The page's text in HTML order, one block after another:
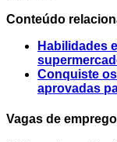
Conteúdo
Habilidades
Conquiste
aprovadas
Vagas de